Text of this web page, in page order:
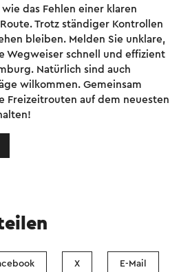
das Fehlen einer klaren
Trotz ständiger Kontrollen
bleiben. Melden Sie unklare,
Wegweiser schnell und effizient
Natürlich sind auch
wilkommen. Gemeinsam
Freizeitrouten auf dem neuesten
X E-Mail